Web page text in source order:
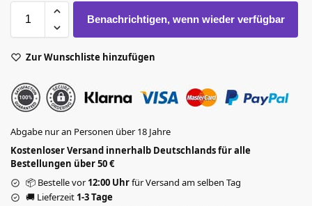
Benachrichtigen, wenn wieder verfügbar
Zur Wunschliste hinzufügen
Abgabe nur an Personen über 18 Jahre
Kostenloser Versand innerhalb Deutschlands für alle
Bestellungen über 50 €
📦 Bestelle vor12:00 Uhrfür Versand am selben Tag
🚚 Lieferzeit 1-3 Tage